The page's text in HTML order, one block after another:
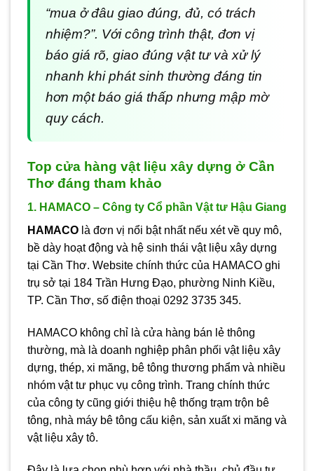
“mua ở đâu giao đúng, đủ, có trách
nhiệm?”. Với công trình thật, đơn vị
báo giá rõ, giao đúng vật tư và xử lý
nhanh khi phát sinh thường đáng tin
hơn một báo giá thấp nhưng mập mờ
quy cách.
Top cửa hàng vật liệu xây dựng ở Cần
Thơ đáng tham khảo
1. HAMACO – Công ty Cổ phần Vật tư Hậu Giang
HAMACO là đơn vị nổi bật nhất nếu xét về quy mô,
bề dày hoạt động và hệ sinh thái vật liệu xây dựng
tại Cần Thơ. Website chính thức của HAMACO ghi
trụ sở tại 184 Trần Hưng Đạo, phường Ninh Kiều,
TP. Cần Thơ, số điện thoại 0292 3735 345.
HAMACO không chỉ là cửa hàng bán lẻ thông
thường, mà là doanh nghiệp phân phối vật liệu xây
dựng, thép, xi măng, bê tông thương phẩm và nhiều
nhóm vật tư phục vụ công trình. Trang chính thức
của công ty cũng giới thiệu hệ thống trạm trộn bê
tông, nhà máy bê tông cấu kiện, sản xuất xi măng và
vật liệu xây tô.